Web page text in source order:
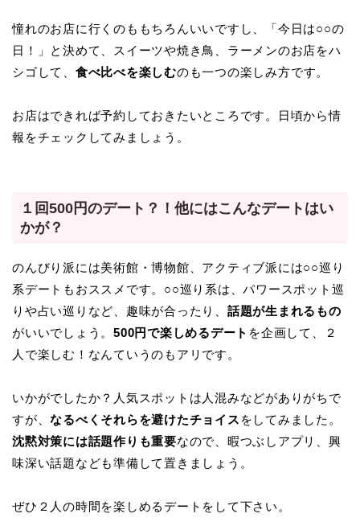
憧れのお店に行くのももちろんいいですし、「今日は○○の
日！」と決めて、スイーツや焼き鳥、ラーメンのお店をハ
シゴして、 食べ比べを楽しむのも一つの楽しみ方です。
お店はできれば予約しておきたいところです。日頃から情
報をチェックしてみましょう。
１回500円のデート？！他にはこんなデートはい
かが？
のんびり派には美術館・博物館、アクティブ派には○○巡り
系デートもおススメです。○○巡り系は、パワースポット巡
りや占い巡りなど、趣味が合ったり、 話題が生まれるもの
がいいでしょう。500円で楽しめるデート を企画して、２
人で楽しむ！なんていうのもアリです。
いかがでしたか？人気スポットは人混みなどがありがちで
すが、なるべくそれらを避けたチョイス をしてみました。
沈黙対策には話題作りも重要なので、暇つぶしアプリ、興
味深い話題なども準備して置きましょう。
ぜひ２人の時間を楽しめるデートをして下さい。